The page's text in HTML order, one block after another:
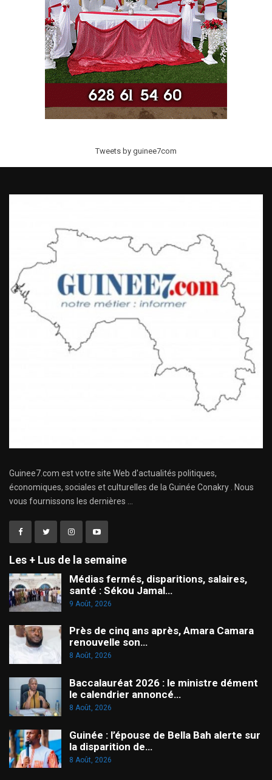
Tweets by guinee7com
Guinee7.com est votre site Web d'actualités politiques,
économiques, sociales et culturelles de la Guinée Conakry . Nous
vous fournissons les dernières ...
Les + Lus de la semaine
Médias fermés, disparitions, salaires,
santé : Sékou Jamal…
9 Août, 2026
Près de cinq ans après, Amara Camara
renouvelle son…
8 Août, 2026
Baccalauréat 2026 : le ministre dément
le calendrier annoncé…
8 Août, 2026
Guinée : l’épouse de Bella Bah alerte sur
la disparition de…
8 Août, 2026